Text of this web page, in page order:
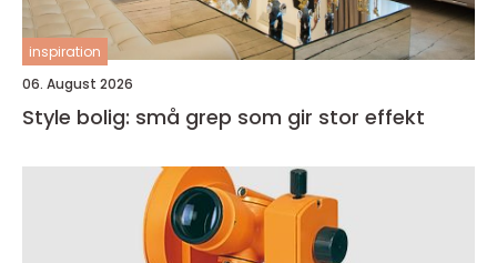
inspiration
06. August 2026
Style bolig: små grep som gir stor effekt